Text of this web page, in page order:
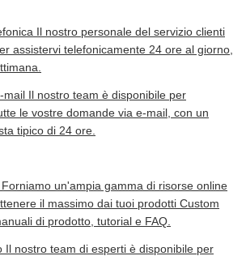
Il nostro personale del servizio clienti
assistervi telefonicamente 24 ore al giorno,
mail Il nostro team è disponibile per
le vostre domande via e-mail, con un
tipico di 24 ore.
un'ampia gamma di risorse online
il massimo dai tuoi prodotti Custom
di prodotto, tutorial e FAQ.
Il nostro team di esperti è disponibile per